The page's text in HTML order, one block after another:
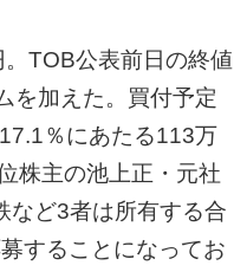
TOB公表前日の終値
を加えた。買付予定
％にあたる113万
株主の池上正・元社
など3者は所有する合
することになってお